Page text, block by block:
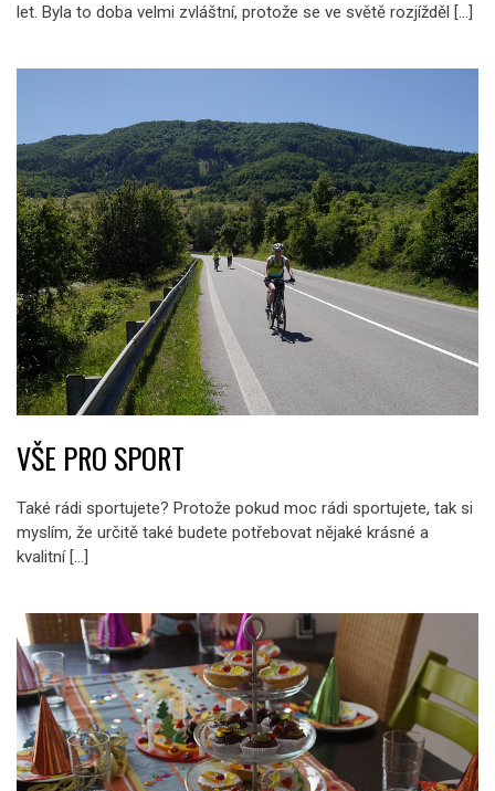
let. Byla to doba velmi zvláštní, protože se ve světě rozjížděl […]
VŠE PRO SPORT
Také rádi sportujete? Protože pokud moc rádi sportujete, tak si
myslím, že určitě také budete potřebovat nějaké krásné a
kvalitní […]